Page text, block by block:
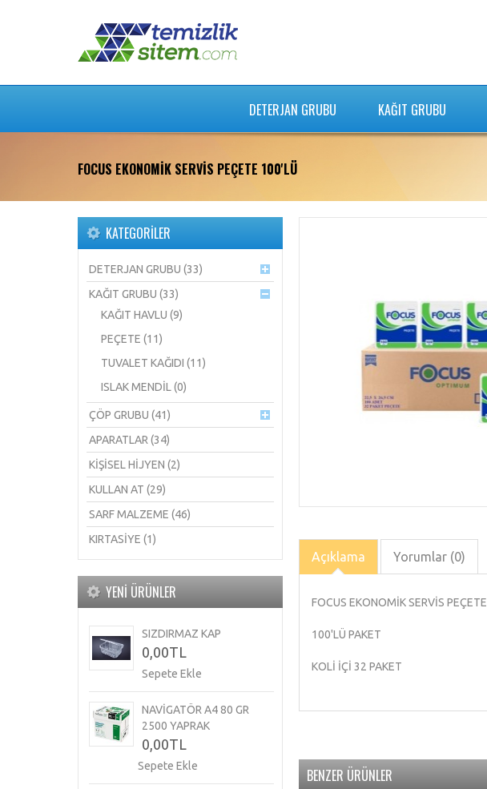
DETERJAN GRUBU KAĞIT GRUBU
FOCUS EKONOMİK SERVİS PEÇETE 100'LÜ
KATEGORILER
DETERJAN GRUBU (33)
KAĞIT GRUBU (33)
KAĞIT HAVLU (9)
PEÇETE (11)
TUVALET KAĞIDI (11)
ISLAK MENDİL (0)
ÇÖP GRUBU (41)
APARATLAR (34)
KİŞİSEL HİJYEN (2)
KULLAN AT (29)
SARF MALZEME (46)
KIRTASİYE (1)
YENI ÜRÜNLER
SIZDIRMAZ KAP
0,00TL
Sepete Ekle
NAVIGATÖR A4 80 GR
2500 YAPRAK
0,00TL
Sepete Ekle
Açıklama Yorumlar (0)
FOCUS EKONOMİK SERVİS PEÇETE
100'LÜ PAKET
KOLİ İÇİ 32 PAKET
BENZER ÜRÜNLER